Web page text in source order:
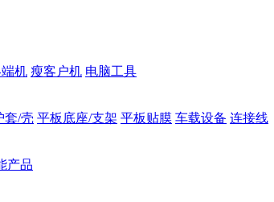
机 瘦客户机 电脑工具
套/壳 平板底座/支架 平板贴膜 车载设备 连接线
产品